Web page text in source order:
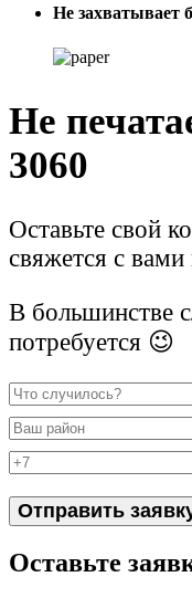
Не захватывает
Не
3060
Оставьте свой
свяжется с
В большинстве
потребуется 😉
Отправить
Оставьте